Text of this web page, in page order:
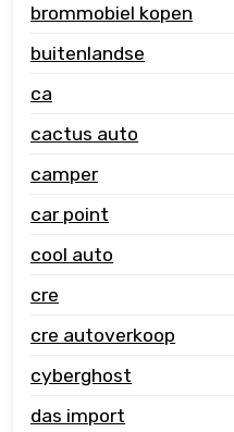
brommobiel kopen
buitenlandse
ca
cactus auto
camper
car point
cool auto
cre
cre autoverkoop
cyberghost
das import